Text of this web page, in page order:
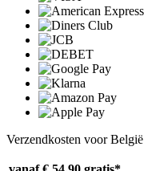
Verzendkosten voor België